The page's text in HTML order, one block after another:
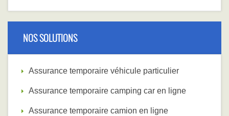
NOS SOLUTIONS
Assurance temporaire véhicule particulier
Assurance temporaire camping car en ligne
Assurance temporaire camion en ligne